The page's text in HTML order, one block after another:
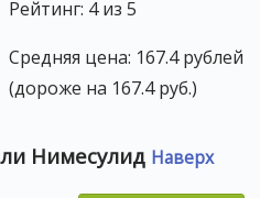
Рейтинг: 4 из 5
Средняя цена: 167.4 рублей
(дороже на 167.4 руб.)
Нимесулид Наверх